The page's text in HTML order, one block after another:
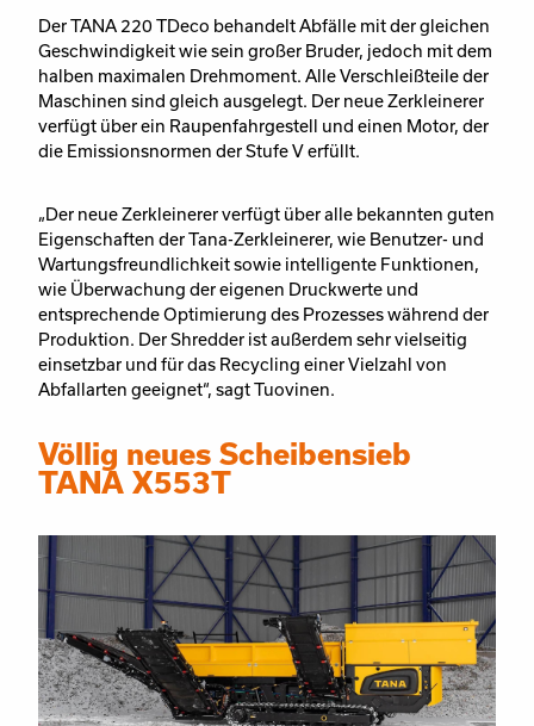
Der TANA 220 TDeco behandelt Abfälle mit der gleichen
Geschwindigkeit wie sein großer Bruder, jedoch mit dem
halben maximalen Drehmoment. Alle Verschleißteile der
Maschinen sind gleich ausgelegt. Der neue Zerkleinerer
verfügt über ein Raupenfahrgestell und einen Motor, der
die Emissionsnormen der Stufe V erfüllt.
„Der neue Zerkleinerer verfügt über alle bekannten guten
Eigenschaften der Tana-Zerkleinerer, wie Benutzer- und
Wartungsfreundlichkeit sowie intelligente Funktionen,
wie Überwachung der eigenen Druckwerte und
entsprechende Optimierung des Prozesses während der
Produktion. Der Shredder ist außerdem sehr vielseitig
einsetzbar und für das Recycling einer Vielzahl von
Abfallarten geeignet“, sagt Tuovinen.
Völlig neues Scheibensieb
TANA X553T